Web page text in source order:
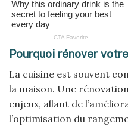
Pourquoi rénover
La cuisine est souvent
la maison. Une
enjeux, allant de
l’optimisation du